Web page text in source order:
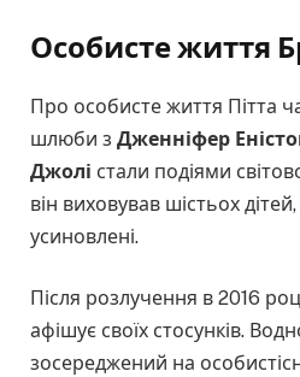
Особисте життя
Про особисте життя Пітта
шлюби з Дженніфер
Джолі стали подіями
він виховував шістьох
усиновлені.
Після розлучення в 2016
афішує своїх стосунків.
зосереджений на